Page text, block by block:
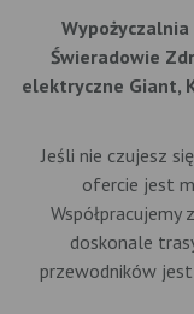
Świeradowie
elektryczne Giant,
Jeśli nie czujesz
ofercie jest
Współpracujemy
doskonale
przewodników